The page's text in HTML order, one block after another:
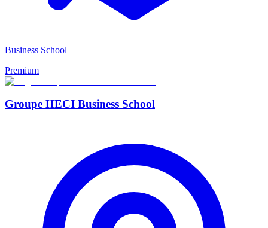
Business School
Premium
Groupe HECI Business School